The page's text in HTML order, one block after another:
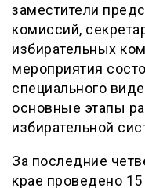
заместители
комиссий,
избирательных
мероприятия
специального
основные этапы
избирательной
За последние
крае проведено